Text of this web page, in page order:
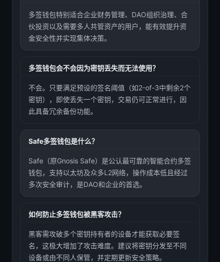
多签钱包特别适合企业财务管理、DAO组织治理、合
伙投资以及需要多人共管资产的用户，能有效提升资
金安全性并实现集体决策。
多签钱包会不会因为密钥丢失而无法使用？
不会。只要满足预设的签名阈值（如2-of-3中剩余2个
密钥），即使丢失一个密钥，交易仍可正常进行，因
此具备冗余备份功能。
Safe多签钱包是什么？
Safe（原Gnosis Safe）是公认最可靠的智能合约多签
钱包，支持以太坊及众多L2网络，操作成本低且经过
多次安全审计，是DAO和企业的首选。
如何防止多签钱包被黑客攻击？
黑客需攻破多个密钥持有者的设备才能获取必要签
名，这极大增加了攻击难度。建议将密钥分发至不同
设备或由不同人保管，并定期更新安全策略。